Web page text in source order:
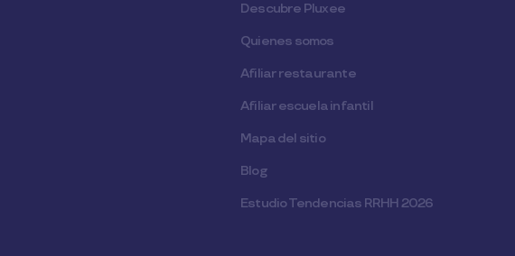
Descubre Pluxee
Quienes somos
Afiliar restaurante
Afiliar escuela infantil
Mapa del sitio
Blog
Estudio Tendencias RRHH 2026